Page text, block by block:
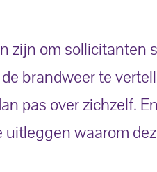
zijn om sollicitanten
brandweer te
pas over zichzelf.
waarom